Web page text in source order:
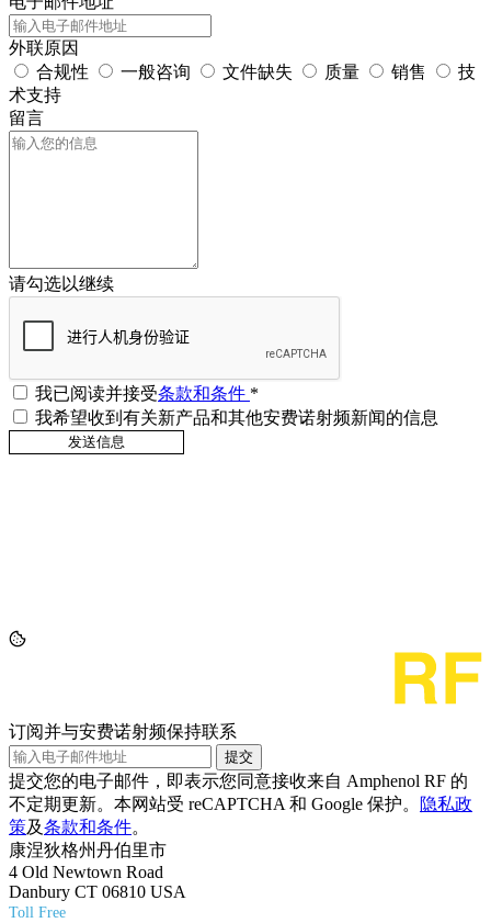
外联原因
合规性
一般咨询 文件缺失 质量 销售
技
术支持
留言
请勾选以继续
我已阅读并接受条款和条件 *
我希望收到有关新产品和其他安费诺射频新闻的信息
订阅并与安费诺射频保持联系
提交
提交您的电子邮件，即表示您同意接收来自 Amphenol RF 的
不定期更新。本网站受 reCAPTCHA 和 Google 保护。
隐私政
策及条款和条件。
康涅狄格州丹伯里市
4 Old Newtown Road
Danbury CT 06810 USA
Toll Free